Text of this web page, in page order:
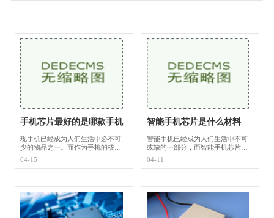
手机芯片最好的是哪款手机
现手机已经成为人们生活中必不可
少的物品之一。而作为手机的核心
部件，手机芯片的品质将直接影响
到手机的性能和用户体验。随着科
04-15
智能手机芯片是什么材料
智能手机已经成为人们生活中不可
或缺的一部分，而智能手机芯片则
是支撑着手机整个系统运行的重要
组成部分。智能手机芯片究竟是由
04-11